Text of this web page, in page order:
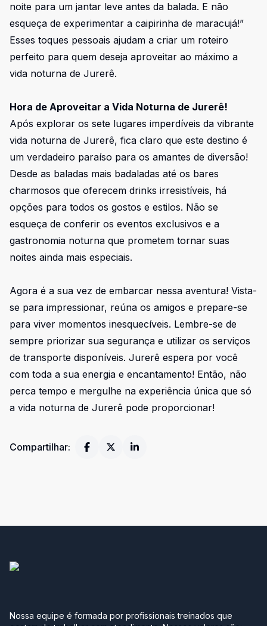
noite para um jantar leve antes da balada. E não
esqueça de experimentar a caipirinha de maracujá!”
Esses toques pessoais ajudam a criar um roteiro
perfeito para quem deseja aproveitar ao máximo a
vida noturna de Jurerê.
Hora de Aproveitar a Vida Noturna de Jurerê!
Após explorar os sete lugares imperdíveis da vibrante
vida noturna de Jurerê, fica claro que este destino é
um verdadeiro paraíso para os amantes de diversão!
Desde as baladas mais badaladas até os bares
charmosos que oferecem drinks irresistíveis, há
opções para todos os gostos e estilos. Não se
esqueça de conferir os eventos exclusivos e a
gastronomia noturna que prometem tornar suas
noites ainda mais especiais.
Agora é a sua vez de embarcar nessa aventura! Vista-
se para impressionar, reúna os amigos e prepare-se
para viver momentos inesquecíveis. Lembre-se de
sempre priorizar sua segurança e utilizar os serviços
de transporte disponíveis. Jurerê espera por você
com toda a sua energia e encantamento! Então, não
perca tempo e mergulhe na experiência única que só
a vida noturna de Jurerê pode proporcionar!
Compartilhar:
Nossa equipe é formada por profissionais treinados que